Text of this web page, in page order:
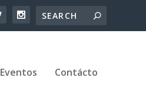
Eventos Contácto